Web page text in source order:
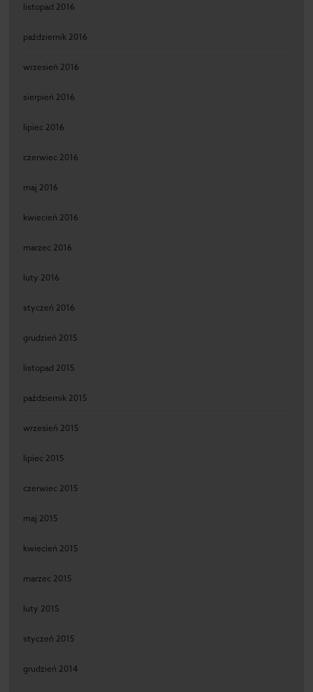
listopad 2016
październik 2016
wrzesień 2016
sierpień 2016
lipiec 2016
czerwiec 2016
maj 2016
kwiecień 2016
marzec 2016
luty 2016
styczeń 2016
grudzień 2015
listopad 2015
październik 2015
wrzesień 2015
lipiec 2015
czerwiec 2015
maj 2015
kwiecień 2015
marzec 2015
luty 2015
styczeń 2015
grudzień 2014